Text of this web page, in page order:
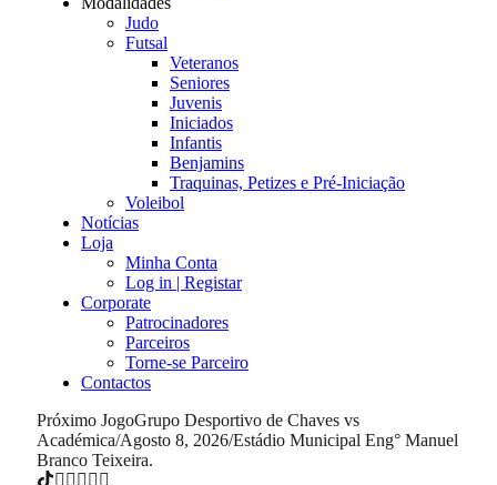
Judo
Futsal
Veteranos
Seniores
Juvenis
Iniciados
Infantis
Benjamins
Traquinas, Petizes e Pré-Iniciação
Voleibol
Notícias
Loja
Minha Conta
Log in | Registar
Corporate
Patrocinadores
Parceiros
Torne-se Parceiro
Contactos
Próximo JogoGrupo Desportivo de Chaves vs
Académica/Agosto 8, 2026/Estádio Municipal Eng° Manuel
Branco Teixeira.